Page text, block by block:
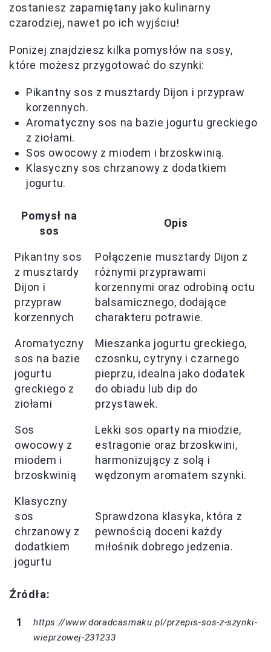
zostaniesz zapamiętany jako kulinarny
czarodziej, nawet po ich wyjściu!
Poniżej znajdziesz kilka pomysłów na sosy,
które możesz przygotować do szynki:
Pikantny sos z musztardy Dijon i przypraw
korzennych.
Aromatyczny sos na bazie jogurtu greckiego
z ziołami.
Sos owocowy z miodem i brzoskwinią.
Klasyczny sos chrzanowy z dodatkiem
jogurtu.
Pomysł na
sos
Opis
Pikantny sos
z musztardy
Dijon i
przypraw
korzennych
Połączenie musztardy Dijon z
różnymi przyprawami
korzennymi oraz odrobiną octu
balsamicznego, dodające
charakteru potrawie.
Aromatyczny
sos na bazie
jogurtu
greckiego z
ziołami
Mieszanka jogurtu greckiego,
czosnku, cytryny i czarnego
pieprzu, idealna jako dodatek
do obiadu lub dip do
przystawek.
Sos
owocowy z
miodem i
brzoskwinią
Lekki sos oparty na miodzie,
estragonie oraz brzoskwini,
harmonizujący z solą i
wędzonym aromatem szynki.
Klasyczny
sos
chrzanowy z
dodatkiem
jogurtu
Sprawdzona klasyka, która z
pewnością doceni każdy
miłośnik dobrego jedzenia.
Źródła:
https://www.doradcasmaku.pl/przepis-sos-z-szynki-
wieprzowej-231233